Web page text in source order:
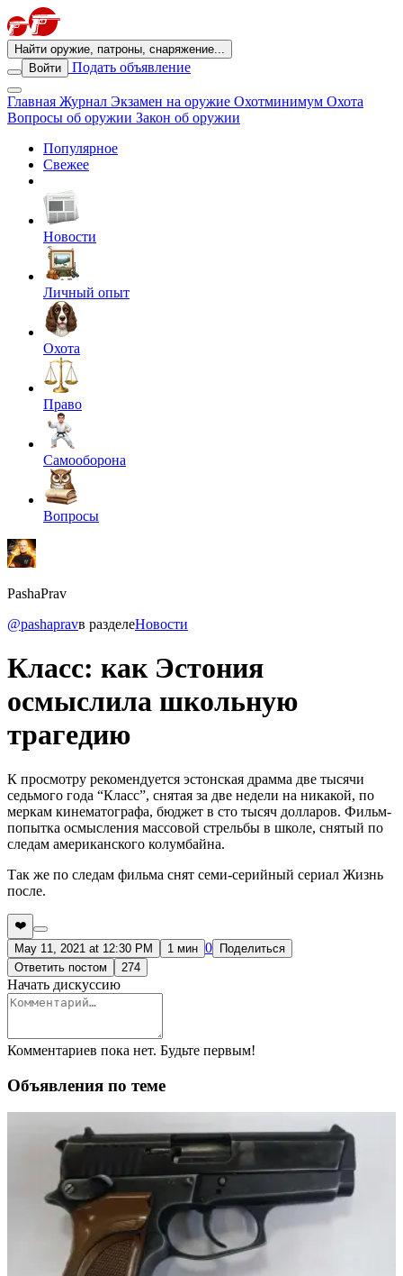
Найти оружие, патроны, снаряжение...
Войти
Подать объявление
Главная Журнал Экзамен на оружие Охотминимум Охота
Вопросы об оружии Закон об оружии
Популярное
Свежее
Новости
Личный опыт
Охота
Право
Самооборона
Вопросы
PashaPrav
@pashapravв разделеНовости
Класс: как Эстония
осмыслила школьную
трагедию
К просмотру рекомендуется эстонская драмма две тысячи
седьмого года “Класс”, снятая за две недели на никакой, по
меркам кинематографа, бюджет в сто тысяч долларов. Фильм-
попытка осмысления массовой стрельбы в школе, снятый по
следам американского колумбайна.
Так же по следам фильма снят семи-серийный сериал Жизнь
после.
❤️
May 11, 2021 at 12:30 PM
1 мин 0
Поделиться
Ответить постом
274
Начать дискуссию
Комментариев пока нет. Будьте первым!
Объявления по теме